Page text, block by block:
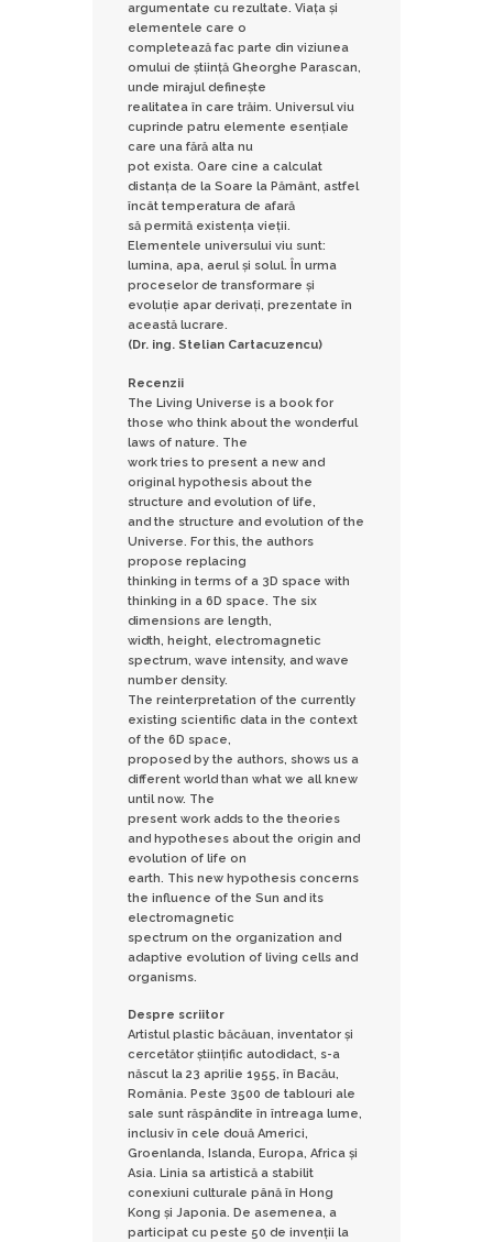
argumentate cu rezultate. Viața și
elementele care o
completează fac parte din viziunea
omului de știință Gheorghe Parascan,
unde mirajul definește
realitatea în care trăim. Universul viu
cuprinde patru elemente esențiale
care una fără alta nu
pot exista. Oare cine a calculat
distanța de la Soare la Pământ, astfel
încât temperatura de afară
să permită existența vieții.
Elementele universului viu sunt:
lumina, apa, aerul și solul. În urma
proceselor de transformare și
evoluție apar derivați, prezentate în
această lucrare.
(Dr. ing. Stelian Cartacuzencu)
Recenzii
The Living Universe is a book for
those who think about the wonderful
laws of nature. The
work tries to present a new and
original hypothesis about the
structure and evolution of life,
and the structure and evolution of the
Universe. For this, the authors
propose replacing
thinking in terms of a 3D space with
thinking in a 6D space. The six
dimensions are length,
width, height, electromagnetic
spectrum, wave intensity, and wave
number density.
The reinterpretation of the currently
existing scientific data in the context
of the 6D space,
proposed by the authors, shows us a
different world than what we all knew
until now. The
present work adds to the theories
and hypotheses about the origin and
evolution of life on
earth. This new hypothesis concerns
the influence of the Sun and its
electromagnetic
spectrum on the organization and
adaptive evolution of living cells and
organisms.
Despre scriitor
Artistul plastic băcăuan, inventator și
cercetător științific autodidact, s-a
născut la 23 aprilie 1955, în Bacău,
România. Peste 3500 de tablouri ale
sale sunt răspândite în întreaga lume,
inclusiv în cele două Americi,
Groenlanda, Islanda, Europa, Africa și
Asia. Linia sa artistică a stabilit
conexiuni culturale până în Hong
Kong și Japonia. De asemenea, a
participat cu peste 50 de invenții la